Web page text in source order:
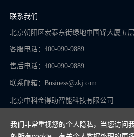
我们非常重视您的个人隐私，当您访问
联系我们
北京朝阳区宏泰东街绿地中国锦大厦五层
客服电话：400-090-9889
售后电话：400-090-9889
联系邮箱： Business@zkj.com
北京中科金得助智能科技有限公司